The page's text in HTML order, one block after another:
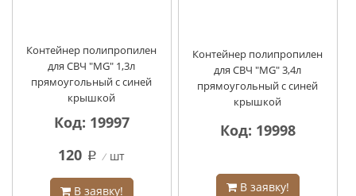
Контейнер полипропилен
для СВЧ "MG" 1,3л
прямоугольный с синей
крышкой
Код: 19997
120 q шт
В заявку!
Контейнер полипропилен
для СВЧ "MG" 3,4л
прямоугольный с синей
крышкой
Код: 19998
В заявку!